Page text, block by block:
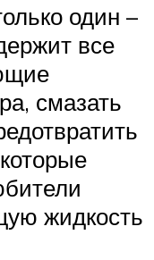
один –
все
смазать
жидкость